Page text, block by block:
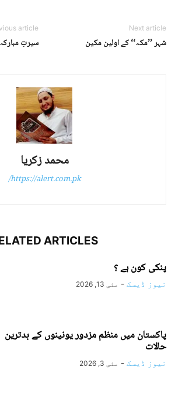
article
سیرتِ
Next article
شہر ’’مکہ‘‘ کے اولین مکین
محمد زکریا
https://alert.com.pk/
ARTICLES
پنکی کون ہے ؟
نیوز ڈیسک - مئی 13, 2026
پاکستان میں منظم مزدور یونینوں کے بدترین
حالات
نیوز ڈیسک - مئی 3, 2026